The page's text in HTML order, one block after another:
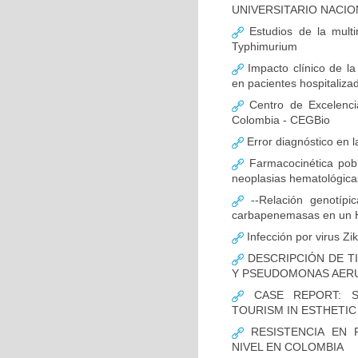
UNIVERSITARIO
Estudios de la
Typhimurium
Impacto clínico de
en pacientes
Centro de
Colombia - CEGBio
Error diagnóstico en
Farmacocinética
neoplasias
--Relación
carbapenemasas en un
Infección por virus
DESCRIPCIÓN DE
Y PSEUDOMONAS
CASE REPORT:
TOURISM IN
RESISTENCIA EN
NIVEL EN COLOMBIA